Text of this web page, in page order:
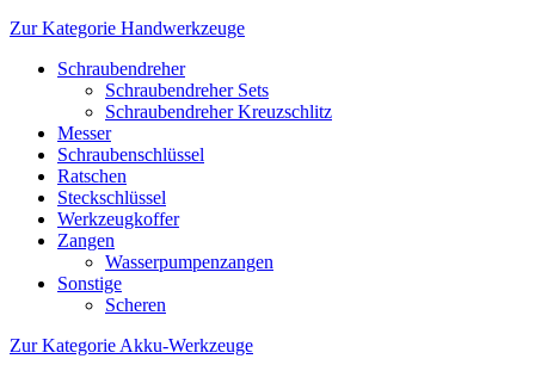
Zur Kategorie Handwerkzeuge
Schraubendreher
Schraubendreher Sets
Schraubendreher Kreuzschlitz
Messer
Schraubenschlüssel
Ratschen
Steckschlüssel
Werkzeugkoffer
Zangen
Wasserpumpenzangen
Sonstige
Scheren
Zur Kategorie Akku-Werkzeuge